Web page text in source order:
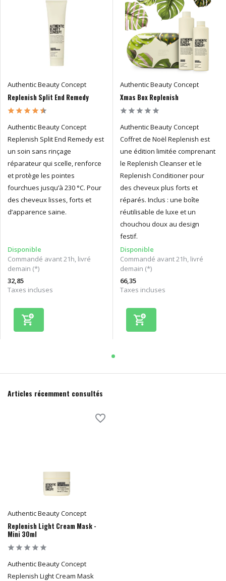
Authentic Beauty Concept
Replenish Split End Remedy
Authentic Beauty Concept
Replenish Split End Remedy est
un soin sans rinçage
réparateur qui scelle, renforce
et protège les pointes
fourchues jusqu’à 230 °C. Pour
des cheveux lisses, forts et
d’apparence saine.
Disponible
Commandé avant 21h, livré
demain (*)
32,85
Taxes incluses
Authentic Beauty Concept
Xmas Box Replenish
Authentic Beauty Concept
Coffret de Noël Replenish est
une édition limitée comprenant
le Replenish Cleanser et le
Replenish Conditioner pour
des cheveux plus forts et
réparés. Inclus : une boîte
réutilisable de luxe et un
chouchou doux au design
festif.
Disponible
Commandé avant 21h, livré
demain (*)
66,35
Taxes incluses
Articles récemment consultés
Authentic Beauty Concept
Replenish Light Cream Mask -
Mini 30ml
Authentic Beauty Concept
Replenish Light Cream Mask